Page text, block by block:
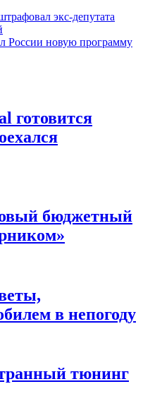
экс-депутата
России новую программу
готовится
бюджетный
в непогоду
тюнинг